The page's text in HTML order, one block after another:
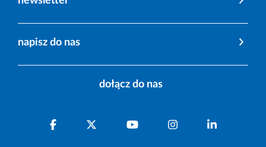
napisz do nas
dołącz do nas